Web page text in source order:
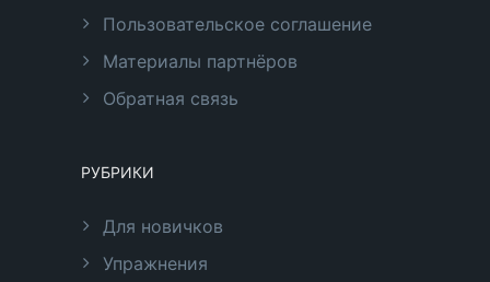
Пользовательское соглашение
Материалы партнёров
Обратная связь
РУБРИКИ
Для новичков
Упражнения